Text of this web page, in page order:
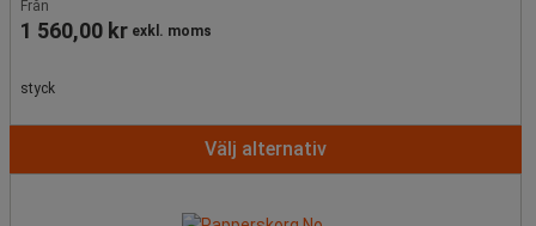
Från
1 560,00 kr exkl. moms
styck
Välj alternativ